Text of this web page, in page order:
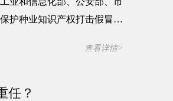
护种业知识产权打击假冒伪
性，对实现种业科技自立自
查看详情>
任？